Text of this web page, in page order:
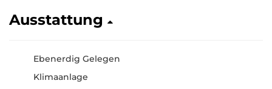
Ausstattung
Ebenerdig Gelegen
Klimaanlage